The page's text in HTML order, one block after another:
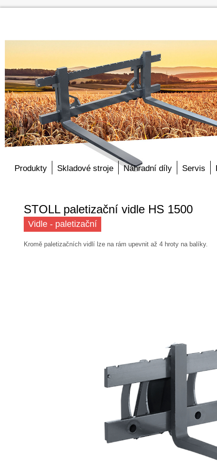
Produkty Skladové stroje Náhradní díly Servis
STOLL paletizační vidle HS 1500
Vidle - paletizační
Kromě paletizačních vidlí lze na rám upevnit až 4 hroty na balíky.